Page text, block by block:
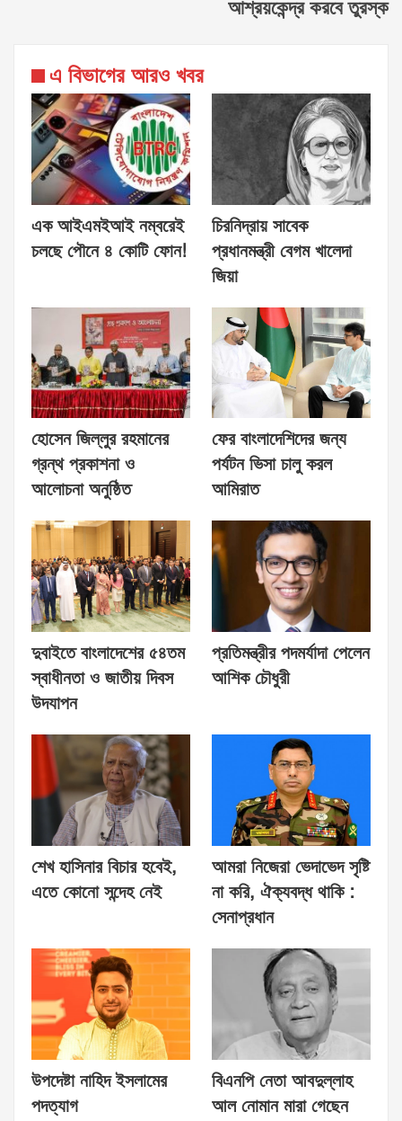
আশ্রয়কেন্দ্র করবে তুরস্ক
এ বিভাগের আরও খবর
এক আইএমইআই নম্বরেই
চলছে পৌনে ৪ কোটি ফোন!
চিরনিদ্রায় সাবেক
প্রধানমন্ত্রী বেগম খালেদা
জিয়া
হোসেন জিল্লুর রহমানের
গ্রন্থ প্রকাশনা ও
আলোচনা অনুষ্ঠিত
ফের বাংলাদেশিদের জন্য
পর্যটন ভিসা চালু করল
আমিরাত
দুবাইতে বাংলাদেশের ৫৪তম
স্বাধীনতা ও জাতীয় দিবস
উদযাপন
প্রতিমন্ত্রীর পদমর্যাদা পেলেন
আশিক চৌধুরী
শেখ হাসিনার বিচার হবেই,
এতে কোনো সন্দেহ নেই
আমরা নিজেরা ভেদাভেদ সৃষ্টি
না করি, ঐক্যবদ্ধ থাকি :
সেনাপ্রধান
উপদেষ্টা নাহিদ ইসলামের
পদত্যাগ
বিএনপি নেতা আবদুল্লাহ
আল নোমান মারা গেছেন